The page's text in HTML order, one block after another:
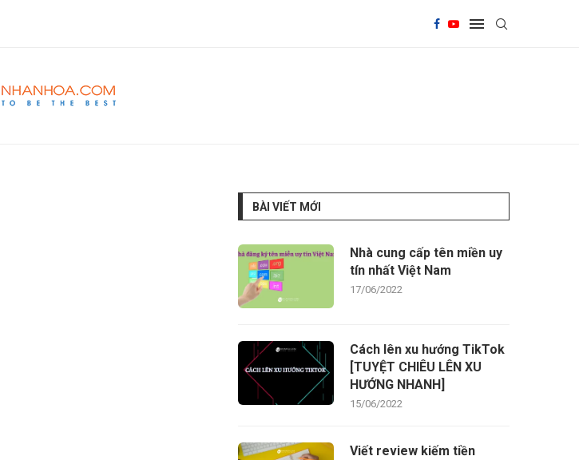
BÀI VIẾT MỚI
Nhà cung cấp tên miền uy
tín nhất Việt Nam
17/06/2022
Cách lên xu hướng TikTok
[TUYỆT CHIÊU LÊN XU
HƯỚNG NHANH]
15/06/2022
Viết review kiếm tiền